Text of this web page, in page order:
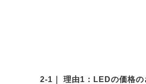
2-1｜ 理由1：LEDの価格の